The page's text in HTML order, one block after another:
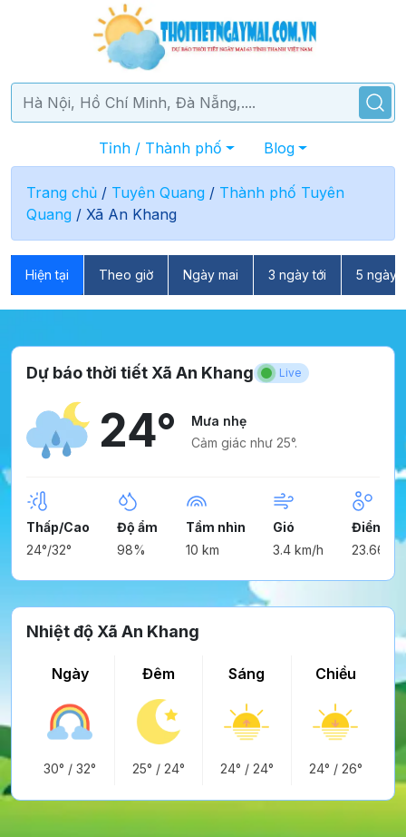
Tỉnh / Thành phố Blog
Trang chủ / Tuyên Quang / Thành phố Tuyên
Quang / Xã An Khang
Hiện tại Theo giờ Ngày mai 3 ngày tới 5 ngày
Dự báo thời tiết Xã An Khang Live
24°
Mưa nhẹ
Cảm giác như 25°.
Thấp/Cao
24°/32°
Độ ẩm
98%
Tầm nhìn
10 km
Gió
3.4 km/h
Điểm
23.66°
Nhiệt độ Xã An Khang
Ngày
30° /32°
Đêm
25° / 24°
Sáng
24° / 24°
Chiều
24° / 26°